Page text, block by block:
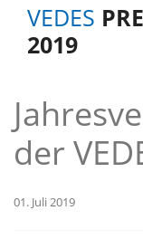
VEDES
2019
der
01. Juli 2019